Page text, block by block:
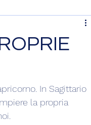
In Sagittario
la propria